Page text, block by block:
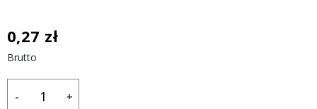
0,27 zł
Brutto
- +